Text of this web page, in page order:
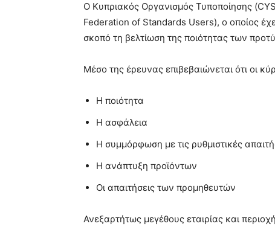
Ο Κυπριακός Οργανισμός Τυποποίησης
Federation of Standards Users), ο οποίος
σκοπό τη βελτίωση της ποιότητας των
Μέσο της έρευνας επιβεβαιώνεται ότι οι
Η ποιότητα
Η ασφάλεια
Η συμμόρφωση με τις ρυθμιστικές
Η ανάπτυξη προϊόντων
Οι απαιτήσεις των προμηθευτών
Ανεξαρτήτως μεγέθους εταιρίας και